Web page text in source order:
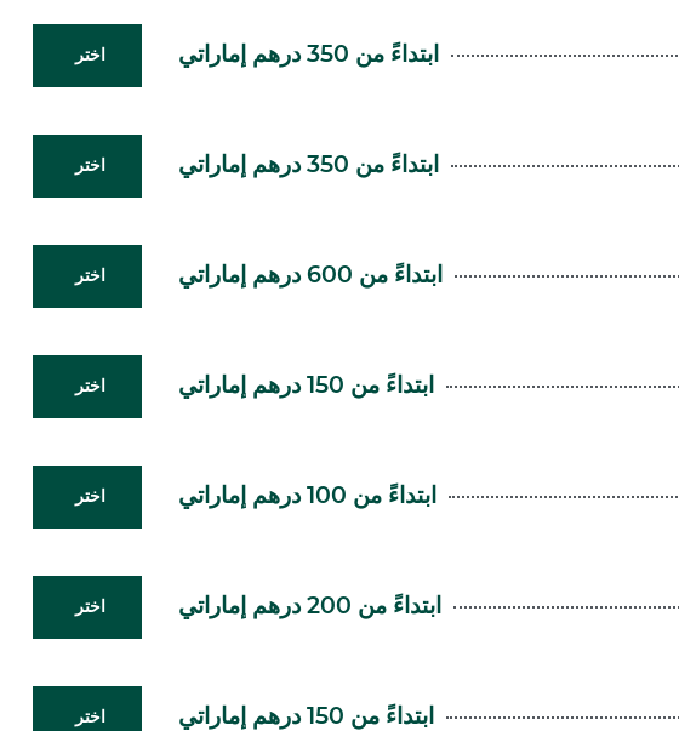
ابتداءً من 350 درهم إماراتي اختر
ابتداءً من 350 درهم إماراتي اختر
ابتداءً من 600 درهم إماراتي اختر
ابتداءً من 150 درهم إماراتي اختر
ابتداءً من 100 درهم إماراتي اختر
ابتداءً من 200 درهم إماراتي اختر
ابتداءً من 150 درهم إماراتي اختر